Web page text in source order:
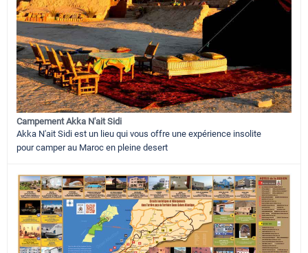
Campement Akka N'ait Sidi
Akka N'ait Sidi est un lieu qui vous offre une expérience insolite
pour camper au Maroc en pleine desert